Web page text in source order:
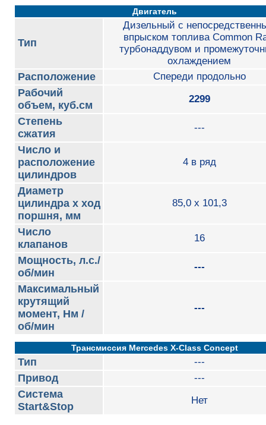
Двигатель
Тип
Дизельный с
впрыском топлива Common
турбонаддувом и
охлаждением
Расположение Спереди продольно
Рабочий
объем, куб.см
2299
Степень
сжатия
---
Число и
расположение
цилиндров
4 в ряд
Диаметр
цилиндра х ход
поршня, мм
85,0 x 101,3
Число
клапанов
16
Мощность, л.с./
об/мин
---
Максимальный
крутящий
момент, Нм /
об/мин
---
Трансмиссия Mercedes X-Class Concept
Тип ---
Привод ---
Система
Start&Stop
Нет